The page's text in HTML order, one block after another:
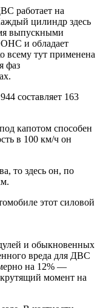
работает на
цилиндр здесь
выпускными
и обладает
тут применена
фаз
составляет 163
капотом способен
в 100 км/ч он
то здесь он, по
этот силовой
и обыкновенных
вреда для ДВС
на 12% —
момент на